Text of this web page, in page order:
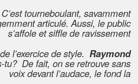
tourneboulant, savamment
articulé. Aussi, le public
s’affole et siffle de ravissement
l’exercice de style. Raymond
tu? De fait, on se retrouve sans
voix devant l’audace, le fond la